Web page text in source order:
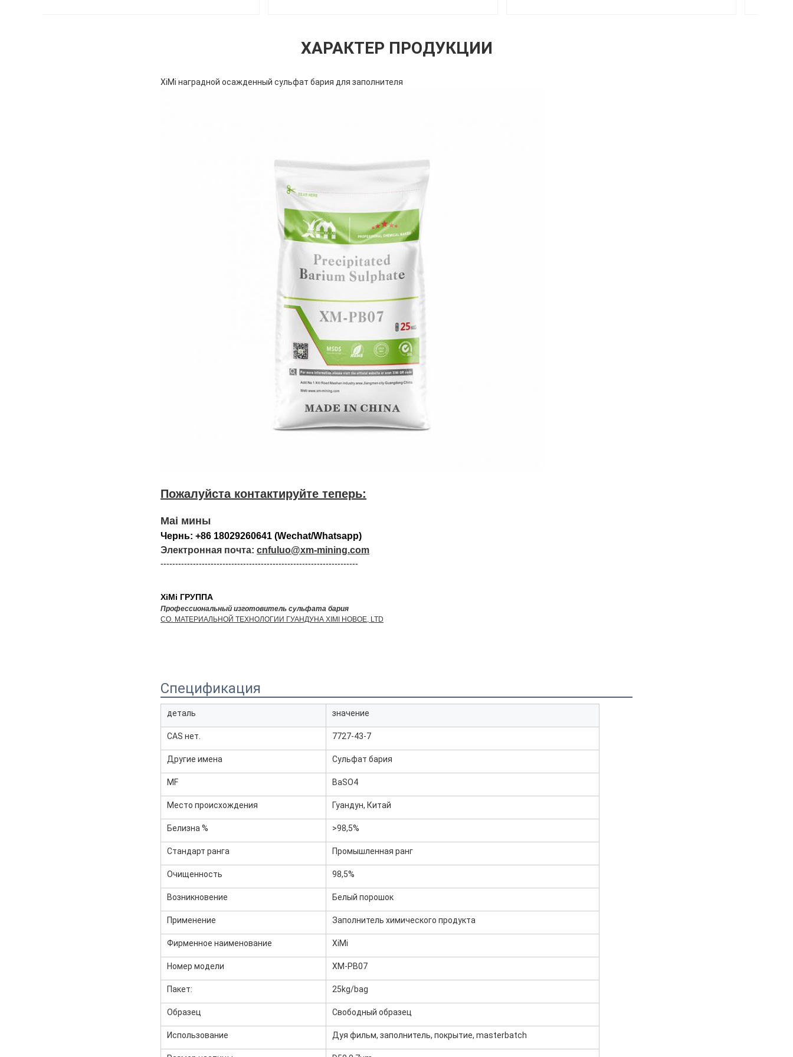
ХАРАКТЕР ПРОДУКЦИИ
XiMi наградной осажденный сульфат бария для заполнителя
Пожалуйста контактируйте теперь:
Mai мины
Чернь: +86 18029260641 (Wechat/Whatsapp)
Электронная почта: cnfuluo@xm-mining.com
-------------------------------------------------------------------
XiMi ГРУППА
Профессиональный изготовитель сульфата бария
CO. МАТЕРИАЛЬНОЙ ТЕХНОЛОГИИ ГУАНДУНА XIMI НОВОЕ, LTD
Спецификация
деталь значение
CAS нет. 7727-43-7
Другие имена Сульфат бария
MF BaSO4
Место происхождения Гуандун, Китай
Белизна % >98,5%
Стандарт ранга Промышленная ранг
Очищенность 98,5%
Возникновение Белый порошок
Применение Заполнитель химического продукта
Фирменное наименование XiMi
Номер модели XM-PB07
Пакет: 25kg/bag
Образец Свободный образец
Использование Дуя фильм, заполнитель, покрытие, masterbatch